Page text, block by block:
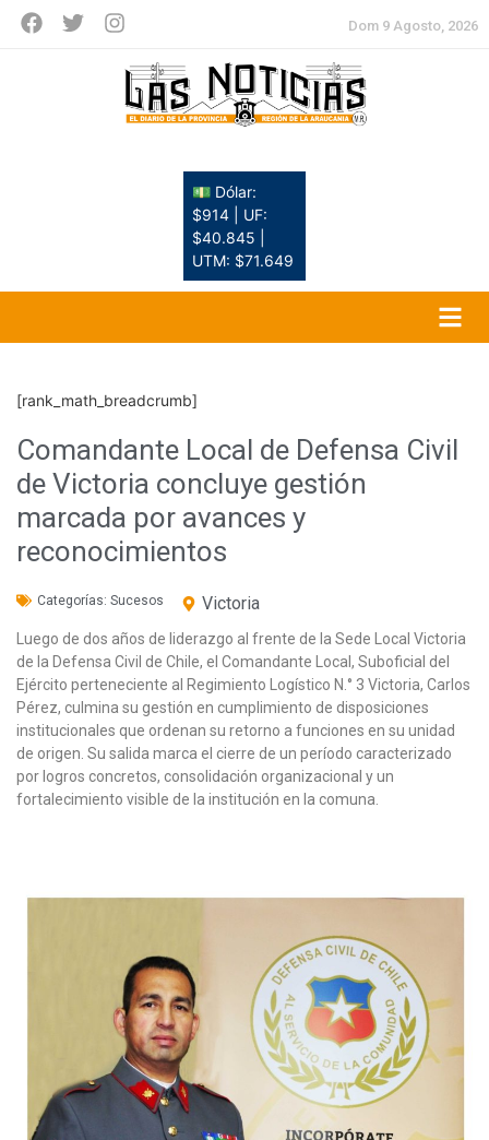
Dom 9 Agosto, 2026
💵 Dólar:
$914 | UF:
$40.845 |
UTM: $71.649
[rank_math_breadcrumb]
Comandante Local de Defensa Civil
de Victoria concluye gestión
marcada por avances y
reconocimientos
Categorías: Sucesos Victoria
Luego de dos años de liderazgo al frente de la Sede Local Victoria
de la Defensa Civil de Chile, el Comandante Local, Suboficial del
Ejército perteneciente al Regimiento Logístico N.° 3 Victoria, Carlos
Pérez, culmina su gestión en cumplimiento de disposiciones
institucionales que ordenan su retorno a funciones en su unidad
de origen. Su salida marca el cierre de un período caracterizado
por logros concretos, consolidación organizacional y un
fortalecimiento visible de la institución en la comuna.